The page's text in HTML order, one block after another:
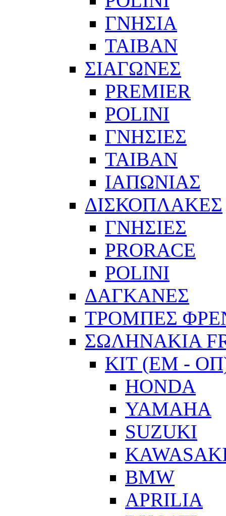
ΓΝΗΣΙΑ
ΤΑΙΒΑΝ
ΣΙΑΓΩΝΕΣ
PREMIER
POLINI
ΓΝΗΣΙΕΣ
ΤΑΙΒΑΝ
ΙΑΠΩΝΙΑΣ
ΔΙΣΚΟΠΛΑΚΕΣ
ΓΝΗΣΙΕΣ
PRORACE
POLINI
ΔΑΓΚΑΝΕΣ
ΤΡΟΜΠΕΣ
ΣΩΛΗΝΑΚΙΑ
ΚΙΤ (ΕΜ -
HONDA
YAMAHA
SUZUKI
BMW
APRILIA